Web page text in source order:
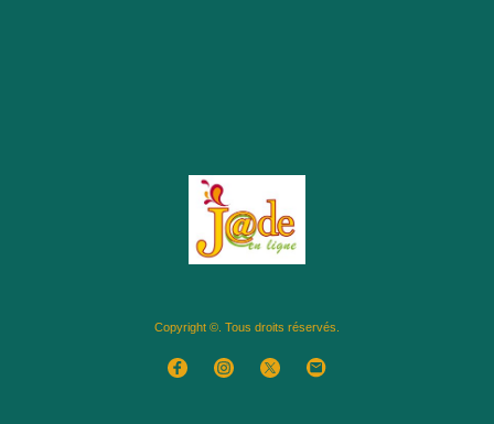
Copyright ©. Tous droits réservés.